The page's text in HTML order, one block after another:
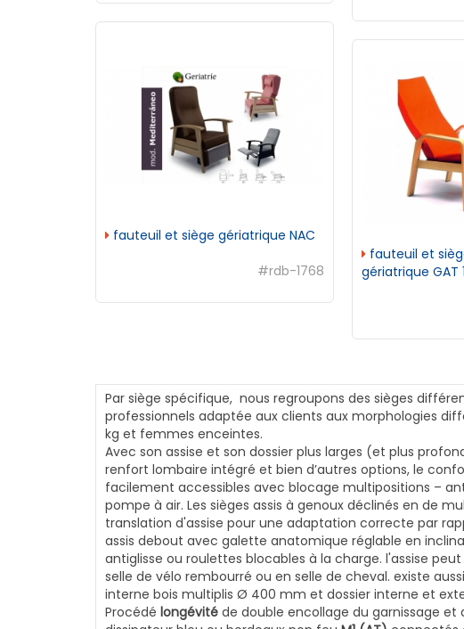
fauteuil et siège gériatrique NAC
#rdb-1768
fauteuil et
gériatrique GAT 1
Par siège spécifique, nous regroupons des sièges
professionnels adaptée aux clients aux morphologies
kg et femmes enceintes.
Avec son assise et son dossier plus larges (et plus
renfort lombaire intégré et bien d’autres options, le
facilement accessibles avec blocage multipositions –
pompe à air. Les sièges assis à genoux déclinés en de
translation d'assise pour une adaptation correcte par
assis debout avec galette anatomique réglable en
antiglisse ou roulettes blocables à la charge. l'assise
selle de vélo rembourré ou en selle de cheval. existe
interne bois multiplis Ø 400 mm et dossier interne et
Procédé longévité de double encollage du garnissage